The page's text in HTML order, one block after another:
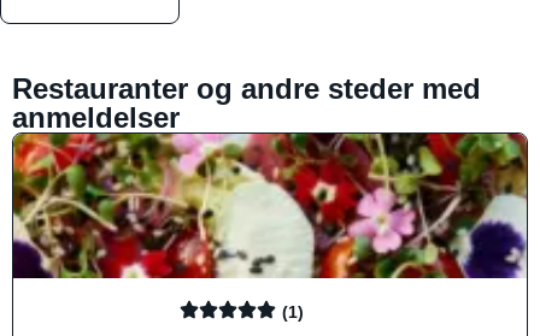
Restauranter og andre steder med
anmeldelser
(1)